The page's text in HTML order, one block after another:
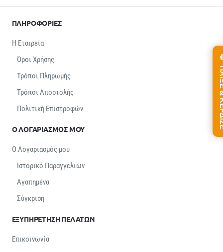
ΠΛΗΡΟΦΟΡΙΕΣ
Η Εταιρεία
Όροι Χρήσης
Τρόποι Πληρωμής
Τρόποι Αποστολής
Πολιτική Επιστροφών
Ο ΛΟΓΑΡΙΑΣΜΟΣ ΜΟΥ
Ο Λογαριασμός μου
Ιστορικό Παραγγελιών
Αγαπημένα
Σύγκριση
ΕΞΥΠΗΡΕΤΗΣΗ ΠΕΛΑΤΩΝ
Επικοινωνία